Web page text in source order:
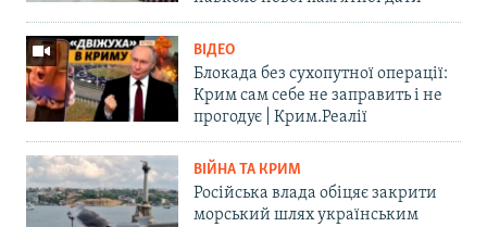
ВІДЕО
Блокада без сухопутної операції:
Крим сам себе не заправить і не
прогодує | Крим.Реалії
ВІЙНА ТА КРИМ
Російська влада обіцяє закрити
морський шлях українським